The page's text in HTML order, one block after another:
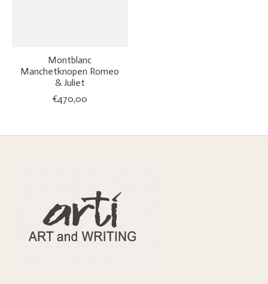
Montblanc
Manchetknopen Romeo
& Juliet
€470,00